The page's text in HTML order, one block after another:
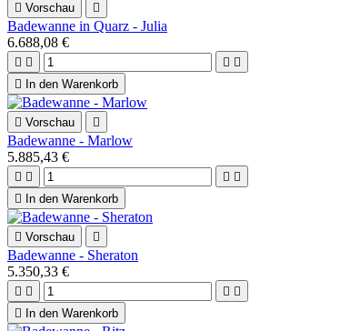
 Vorschau 
Badewanne in Quarz - Julia
6.688,08 €
   

In den Warenkorb
 Vorschau 
Badewanne - Marlow
5.885,43 €
   

In den Warenkorb
 Vorschau 
Badewanne - Sheraton
5.350,33 €
   

In den Warenkorb